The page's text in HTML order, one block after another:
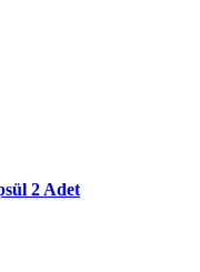
2 Adet